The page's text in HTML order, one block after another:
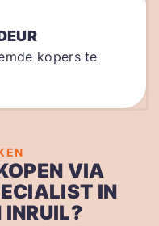
kopers te
VIA
IN